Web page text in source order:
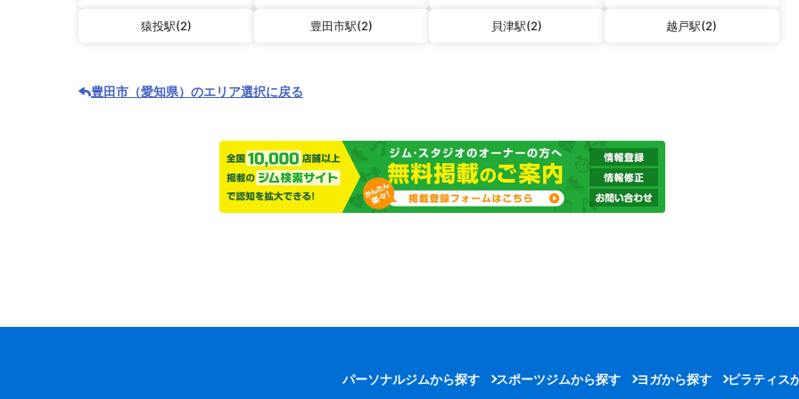
猿投駅(2) 豊田市駅(2) 貝津駅(2) 越戸駅(2)
豊田市（愛知県）のエリア選択に戻る
パーソナルジムから探す スポーツジムから探す ヨガから探す ピラティス